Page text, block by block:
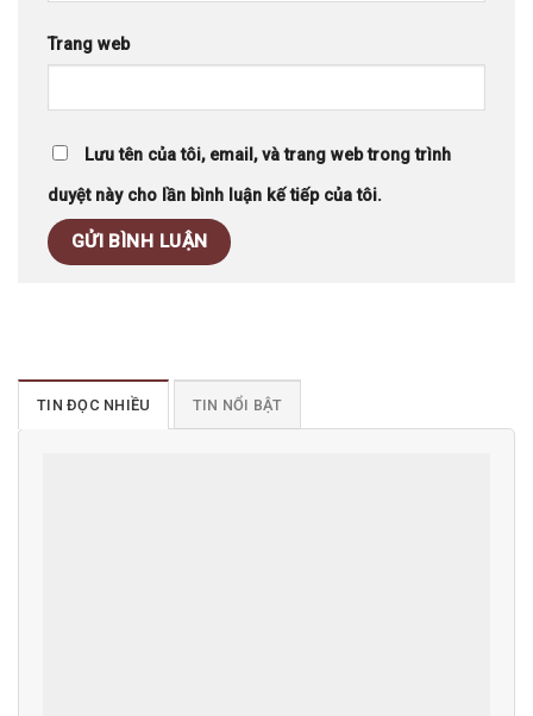
Trang web
Lưu tên của tôi, email, và trang web trong trình
duyệt này cho lần bình luận kế tiếp của tôi.
TIN ĐỌC NHIỀU TIN NỔI BẬT